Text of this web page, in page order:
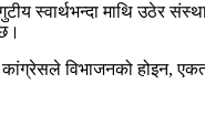
स्वार्थभन्दा माथि
कांग्रेसले विभाजनको